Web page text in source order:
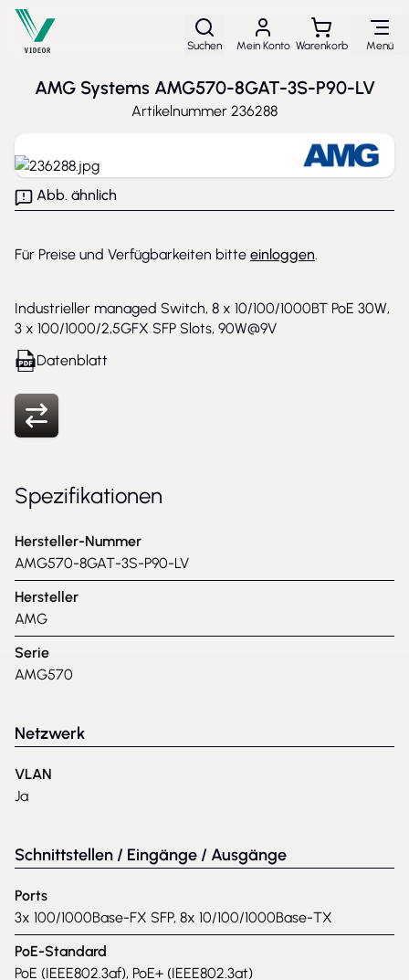
Direkt zum Inhalt
Suchen Mein Konto Warenkorb Menü
AMG Systems AMG570-8GAT-3S-P90-LV
Artikelnummer 236288
Industrieller managed Switch, 8 x 10/100/1000BT PoE 30W,
3 x 100/1000/2,5GFX SFP Slots, 90W@9V
Für Preise und Verfügbarkeiten bitte einloggen.
Datenblatt
Abb. ähnlich
Spezifikationen
Hersteller-Nummer
AMG570-8GAT-3S-P90-LV
Hersteller
AMG
Serie
AMG570
Netzwerk
VLAN
Ja
Schnittstellen / Eingänge / Ausgänge
Ports
3x 100/1000Base-FX SFP, 8x 10/100/1000Base-TX
PoE-Standard
PoE (IEEE802.3af), PoE+ (IEEE802.3at)